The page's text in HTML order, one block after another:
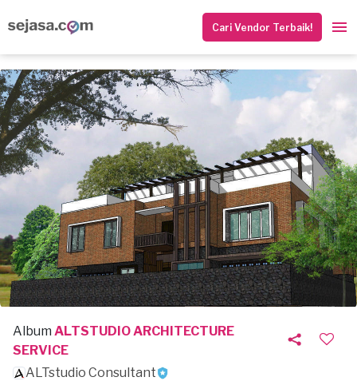
Cari Vendor Terbaik!
Album ALTSTUDIO ARCHITECTURE
SERVICE
ALTstudio Consultant